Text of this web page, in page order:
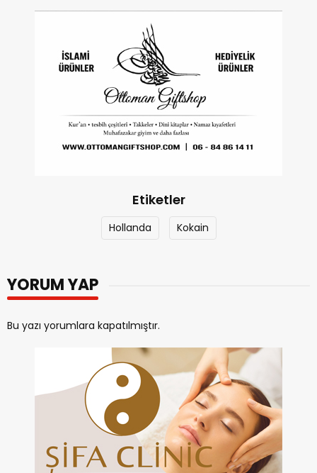
Etiketler
Hollanda Kokain
YORUM YAP
Bu yazı yorumlara kapatılmıştır.